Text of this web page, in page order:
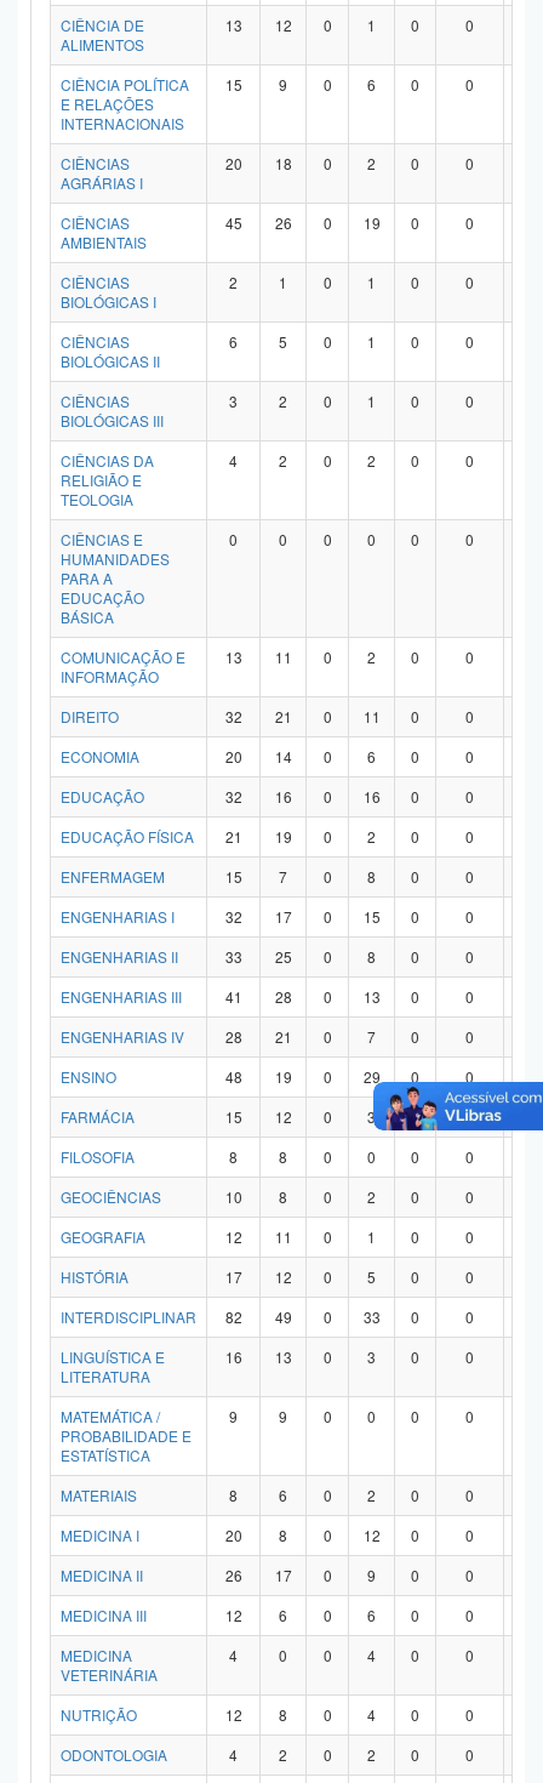
CIÊNCIA DE
ALIMENTOS
13 12 0 1 0 0
CIÊNCIA POLÍTICA
E RELAÇÕES
INTERNACIONAIS
15 9 0 6 0 0
CIÊNCIAS
AGRÁRIAS I
20 18 0 2 0 0
CIÊNCIAS
AMBIENTAIS
45 26 0 19 0 0
CIÊNCIAS
BIOLÓGICAS I
2 1 0 1 0 0
CIÊNCIAS
BIOLÓGICAS II
6 5 0 1 0 0
CIÊNCIAS
BIOLÓGICAS III
3 2 0 1 0 0
CIÊNCIAS DA
RELIGIÃO E
TEOLOGIA
4 2 0 2 0 0
CIÊNCIAS E
HUMANIDADES
PARA A
EDUCAÇÃO
BÁSICA
0 0 0 0 0 0
COMUNICAÇÃO E
INFORMAÇÃO
13 11 0 2 0 0
DIREITO 32 21 0 11 0 0
ECONOMIA
20 14 0 6 0 0
EDUCAÇÃO
32 16 0 16 0 0
EDUCAÇÃO FÍSICA
21 19 0 2 0 0
ENFERMAGEM
15 7 0 8 0 0
ENGENHARIAS I
32 17 0 15 0 0
ENGENHARIAS II
33 25 0 8 0 0
ENGENHARIAS III
41 28 0 13 0 0
ENGENHARIAS IV
28 21 0 7 0 0
ENSINO
48 19 0 29 0 0
FARMÁCIA
15 12 0 3 0 0
FILOSOFIA
8 8 0 0 0 0
GEOCIÊNCIAS
10 8 0 2 0 0
GEOGRAFIA
12 11 0 1 0 0
HISTÓRIA
17 12 0 5 0 0
INTERDISCIPLINAR
82 49 0 33 0 0
LINGUÍSTICA E
LITERATURA
16 13 0 3 0 0
MATEMÁTICA /
PROBABILIDADE E
ESTATÍSTICA
9 9 0 0 0 0
MATERIAIS 8 6 0 2 0 0
MEDICINA I
20 8 0 12 0 0
MEDICINA II
26 17 0 9 0 0
MEDICINA III
12 6 0 6 0 0
MEDICINA
VETERINÁRIA
4 0 0 4 0 0
NUTRIÇÃO 12 8 0 4 0 0
ODONTOLOGIA
4 2 0 2 0 0